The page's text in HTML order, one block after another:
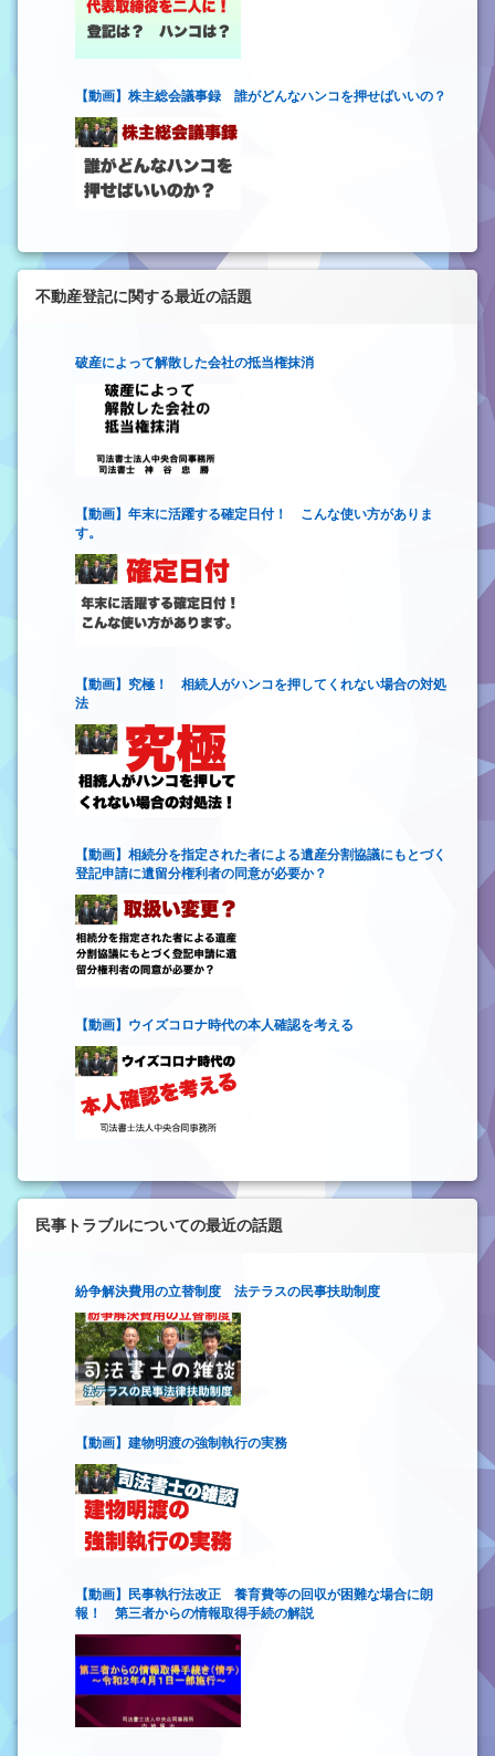
【動画】株主総会議事録 誰がどんなハンコを押せばいいの？
不動産登記に関する最近の話題
破産によって解散した会社の抵当権抹消
【動画】年末に活躍する確定日付！ こんな使い方がありま
す。
【動画】究極！ 相続人がハンコを押してくれない場合の対処
法
【動画】相続分を指定された者による遺産分割協議にもとづく
登記申請に遺留分権利者の同意が必要か？
【動画】ウイズコロナ時代の本人確認を考える
民事トラブルについての最近の話題
紛争解決費用の立替制度 法テラスの民事扶助制度
【動画】建物明渡の強制執行の実務
【動画】民事執行法改正 養育費等の回収が困難な場合に朗
報！ 第三者からの情報取得手続の解説